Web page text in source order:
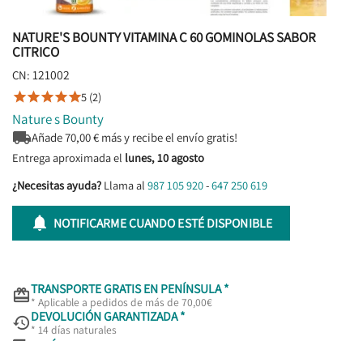
NATURE'S BOUNTY VITAMINA C 60 GOMINOLAS SABOR
CITRICO
CN: 121002
5 (2)
Nature s Bounty
Añade70,00€ más y recibe el envío gratis!
Entrega aproximada el lunes, 10 agosto
¿Necesitas ayuda? Llama al 987 105 920-647 250 619
 NOTIFICARME CUANDO ESTÉ DISPONIBLE
TRANSPORTE GRATIS EN PENÍNSULA *
* Aplicable a pedidos de más de 70,00€
DEVOLUCIÓN GARANTIZADA *
* 14 días naturales